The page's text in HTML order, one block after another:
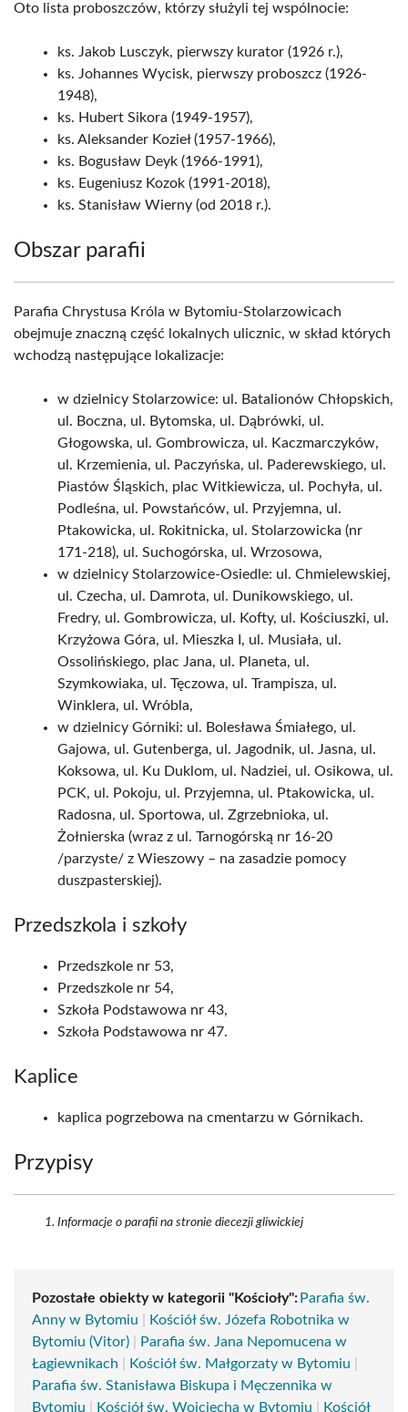
Oto lista proboszczów, którzy służyli tej wspólnocie:
ks. Jakob Lusczyk, pierwszy kurator (1926 r.),
ks. Johannes Wycisk, pierwszy proboszcz (1926-
1948),
ks. Hubert Sikora (1949-1957),
ks. Aleksander Kozieł (1957-1966),
ks. Bogusław Deyk (1966-1991),
ks. Eugeniusz Kozok (1991-2018),
ks. Stanisław Wierny (od 2018 r.).
Obszar parafii
Parafia Chrystusa Króla w Bytomiu-Stolarzowicach
obejmuje znaczną część lokalnych ulicznic, w skład których
wchodzą następujące lokalizacje:
w dzielnicy Stolarzowice: ul. Batalionów Chłopskich,
ul. Boczna, ul. Bytomska, ul. Dąbrówki, ul.
Głogowska, ul. Gombrowicza, ul. Kaczmarczyków,
ul. Krzemienia, ul. Paczyńska, ul. Paderewskiego, ul.
Piastów Śląskich, plac Witkiewicza, ul. Pochyła, ul.
Podleśna, ul. Powstańców, ul. Przyjemna, ul.
Ptakowicka, ul. Rokitnicka, ul. Stolarzowicka (nr
171-218), ul. Suchogórska, ul. Wrzosowa,
w dzielnicy Stolarzowice-Osiedle: ul. Chmielewskiej,
ul. Czecha, ul. Damrota, ul. Dunikowskiego, ul.
Fredry, ul. Gombrowicza, ul. Kofty, ul. Kościuszki, ul.
Krzyżowa Góra, ul. Mieszka I, ul. Musiała, ul.
Ossolińskiego, plac Jana, ul. Planeta, ul.
Szymkowiaka, ul. Tęczowa, ul. Trampisza, ul.
Winklera, ul. Wróbla,
w dzielnicy Górniki: ul. Bolesława Śmiałego, ul.
Gajowa, ul. Gutenberga, ul. Jagodnik, ul. Jasna, ul.
Koksowa, ul. Ku Duklom, ul. Nadziei, ul. Osikowa, ul.
PCK, ul. Pokoju, ul. Przyjemna, ul. Ptakowicka, ul.
Radosna, ul. Sportowa, ul. Zgrzebnioka, ul.
Żołnierska (wraz z ul. Tarnogórską nr 16-20
/parzyste/ z Wieszowy – na zasadzie pomocy
duszpasterskiej).
Przedszkola i szkoły
Przedszkole nr 53,
Przedszkole nr 54,
Szkoła Podstawowa nr 43,
Szkoła Podstawowa nr 47.
Kaplice
kaplica pogrzebowa na cmentarzu w Górnikach.
Przypisy
Informacje o parafii na stronie diecezji gliwickiej
Pozostałe obiekty w kategorii "Kościoły": Parafia św.
Anny w Bytomiu
Kościół św. Józefa Robotnika w
Bytomiu (Vitor)
Parafia św. Jana Nepomucena w
Łagiewnikach
Kościół św. Małgorzaty w Bytomiu
Parafia św. Stanisława Biskupa i Męczennika w
Bytomiu
Kościół św. Wojciecha w Bytomiu Kościół